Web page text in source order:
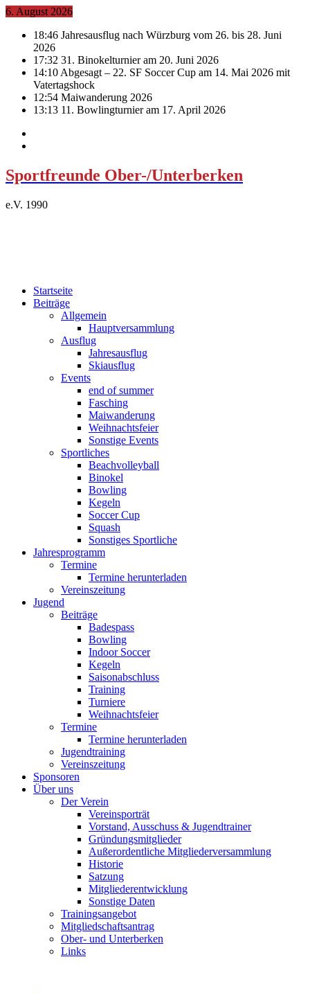
6. August 2026
18:46 Jahresausflug nach Würzburg vom 26. bis 28. Juni
2026
17:32 31. Binokelturnier am 20. Juni 2026
14:10 Abgesagt – 22. SF Soccer Cup am 14. Mai 2026 mit
Vatertagshock
12:54 Maiwanderung 2026
13:13 11. Bowlingturnier am 17. April 2026
Sportfreunde Ober-/Unterberken
e.V. 1990
Startseite
Beiträge
Allgemein
Hauptversammlung
Ausflug
Jahresausflug
Skiausflug
Events
end of summer
Fasching
Maiwanderung
Weihnachtsfeier
Sonstige Events
Sportliches
Beachvolleyball
Binokel
Bowling
Kegeln
Soccer Cup
Squash
Sonstiges Sportliche
Jahresprogramm
Termine
Termine herunterladen
Vereinszeitung
Jugend
Beiträge
Badespass
Bowling
Indoor Soccer
Kegeln
Saisonabschluss
Training
Turniere
Weihnachtsfeier
Termine
Termine herunterladen
Jugendtraining
Vereinszeitung
Sponsoren
Über uns
Der Verein
Vereinsporträt
Vorstand, Ausschuss & Jugendtrainer
Gründungsmitglieder
Außerordentliche Mitgliederversammlung
Historie
Satzung
Mitgliederentwicklung
Sonstige Daten
Trainingsangebot
Mitgliedschaftsantrag
Ober- und Unterberken
Links